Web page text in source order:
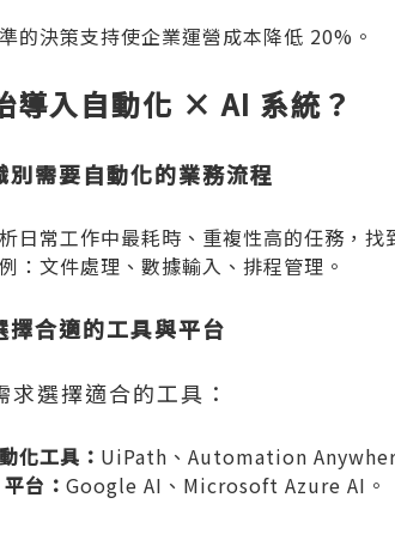
的決策支持使企業運營成本降低 20%。
導入自動化 × AI 系統？
別需要自動化的業務流程
日常工作中最耗時、重複性高的任務，找
：文件處理、數據輸入、排程管理。
擇合適的工具與平台
求選擇適合的工具：
化工具： UiPath 、 Automation
台： Google AI 、 Microsoft Azure AI 。